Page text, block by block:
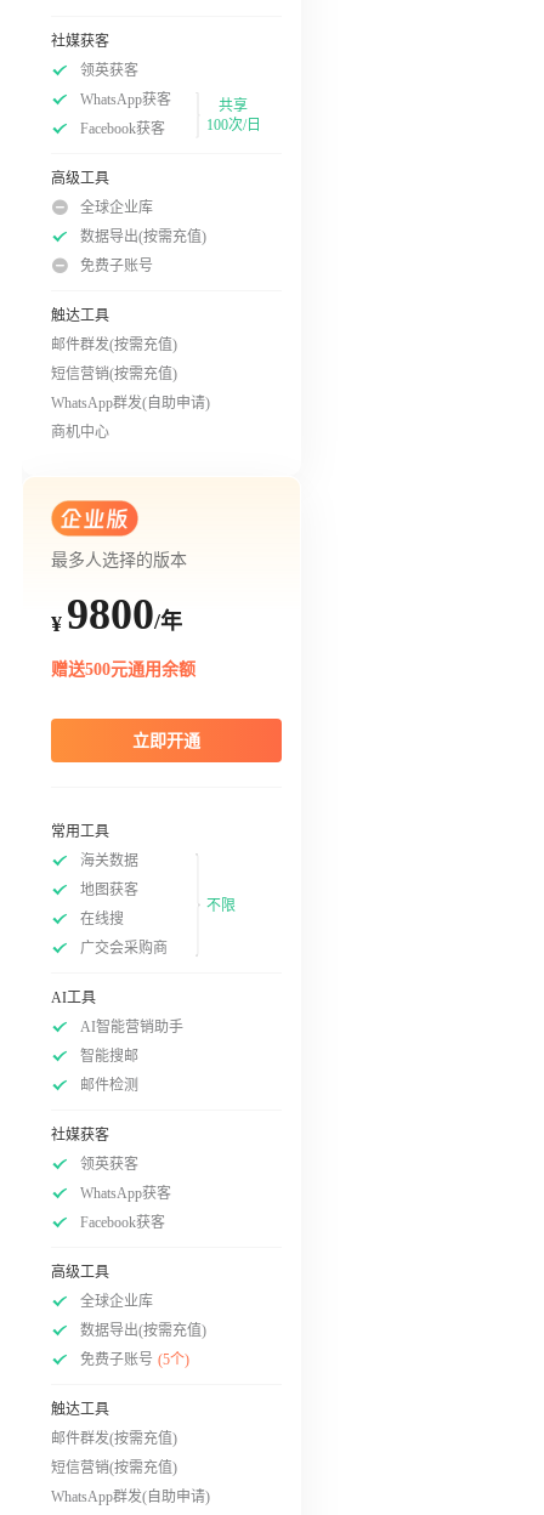
社媒获客
领英获客
WhatsApp获客
Facebook获客
共享
100次/日
高级工具
全球企业库
数据导出(按需充值)
免费子账号
触达工具
邮件群发(按需充值)
短信营销(按需充值)
WhatsApp群发(自助申请)
商机中心
最多人选择的版本
¥ 9800/年
赠送500元通用余额
立即开通
常用工具
海关数据
地图获客
在线搜
广交会采购商
不限
AI工具
AI智能营销助手
智能搜邮
邮件检测
社媒获客
领英获客
WhatsApp获客
Facebook获客
高级工具
全球企业库
数据导出(按需充值)
免费子账号 (5个)
触达工具
邮件群发(按需充值)
短信营销(按需充值)
WhatsApp群发(自助申请)